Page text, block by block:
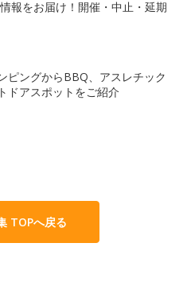
報をお届け！開催・中止・延期
ピングからBBQ、アスレチック
ドアスポットをご紹介
TOPへ戻る